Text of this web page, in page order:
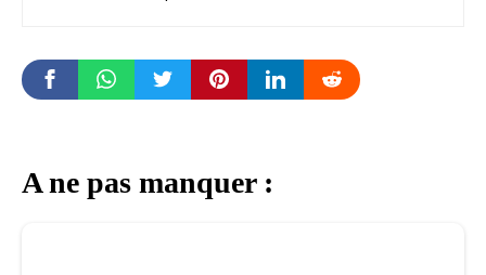
A ne pas manquer :